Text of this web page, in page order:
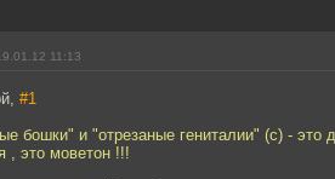
11:13
#1
бошки" и "отрезаные гениталии" (с) -
, это моветон !!!